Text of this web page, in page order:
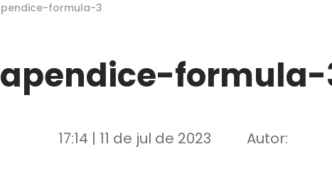
formula-3
apendice-
17:14 | 11 de jul de 2023 Autor: